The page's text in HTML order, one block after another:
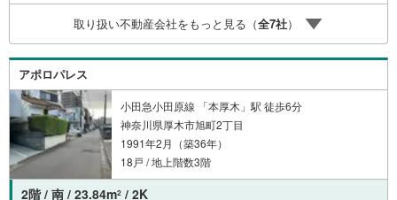
実に努めさせて頂きます。住宅情報館にお越し頂けたら、
物件のご紹介だけではなく、お住まいの疑問、不安、お家
の事ならなんでもご相談いただけます。お客様の要望をお
伺いしながら誠心誠意、全力でサポートさせて頂きます。
お客様一人一人に合わせたライフプランのご提案をさせて
いただきます。お気軽にご相談ください。
取り扱い不動産会社をもっと見る（全7社）
アポロパレス
小田急小田原線 「本厚木」駅 徒歩6分
神奈川県厚木市旭町2丁目
1991年2月（築36年）
18戸 / 地上階数3階
2階 / 南 / 23.84m2 / 2K